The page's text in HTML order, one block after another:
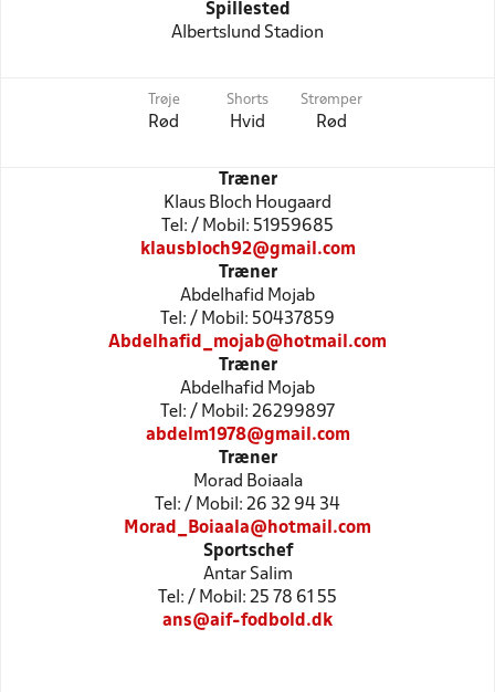
Spillested
Albertslund Stadion
Trøje
Rød
Shorts
Hvid
Strømper
Rød
Træner
Klaus Bloch Hougaard
Tel: / Mobil: 51959685
klausbloch92@gmail.com
Træner
Abdelhafid Mojab
Tel: / Mobil: 50437859
Abdelhafid_mojab@hotmail.com
Træner
Abdelhafid Mojab
Tel: / Mobil: 26299897
abdelm1978@gmail.com
Træner
Morad Boiaala
Tel: / Mobil: 26 32 94 34
Morad_Boiaala@hotmail.com
Sportschef
Antar Salim
Tel: / Mobil: 25 78 61 55
ans@aif-fodbold.dk